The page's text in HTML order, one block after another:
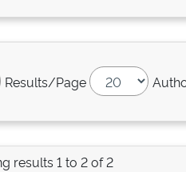
Results/Page
results 1 to 2 of 2